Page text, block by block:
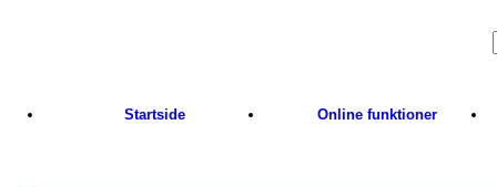
Startside Online funktioner